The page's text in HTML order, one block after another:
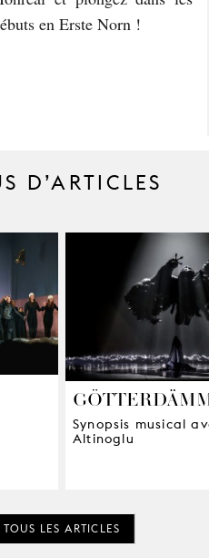
en Erste Norn !
D’ARTICLES
Synopsis musical
Altinoglu
TOUS LES ARTICLES